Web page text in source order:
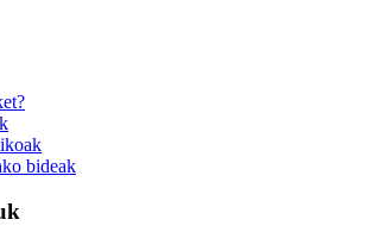
bideak